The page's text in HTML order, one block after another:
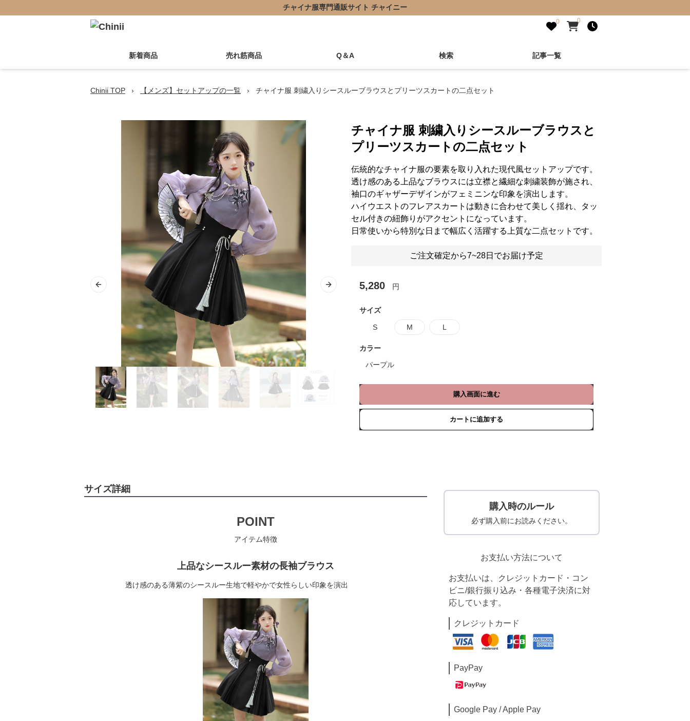
チャイナ服専門通販サイト チャイニー
0 0
新着商品 売れ筋商品 Q＆A 検索 記事一覧
Chinii TOP › 【メンズ】セットアップの一覧 › チャイナ服 刺繍入りシースルーブラウスとプリーツスカートの二点セット
Previous slide Next slide
チャイナ服 刺繍入りシースルーブラウスと
プリーツスカートの二点セット
伝統的なチャイナ服の要素を取り入れた現代風セットアップです。
透け感のある上品なブラウスには立襟と繊細な刺繍装飾が施され、
袖口のギャザーデザインがフェミニンな印象を演出します。
ハイウエストのフレアスカートは動きに合わせて美しく揺れ、タッ
セル付きの紐飾りがアクセントになっています。
日常使いから特別な日まで幅広く活躍する上質な二点セットです。
ご注文確定から7~28日でお届け予定
5,280 円
サイズ
S M L
カラー
パープル
購入画面に進む
カートに追加する
サイズ詳細
POINT
アイテム特徴
上品なシースルー素材の長袖ブラウス
透け感のある薄紫のシースルー生地で軽やかで女性らしい印象を演出
購入時のルール
必ず購入前にお読みください。
お支払い方法について
お支払いは、クレジットカード・コン
ビニ/銀行振り込み・各種電子決済に対
応しています。
クレジットカード
PayPay
Google Pay / Apple Pay